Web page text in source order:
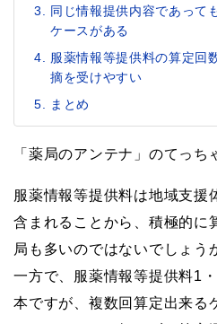
同じ情報提供内容であって
ケースがある
服薬情報等提供料の算定回
摘を受けやすい
まとめ
「薬局のアンテナ」のてっち
服薬情報等提供料は地域支援
含まれることから、積極的に
局も多いのではないでしょう
一方で、服薬情報等提供料1
本ですが、複数回算定出来る